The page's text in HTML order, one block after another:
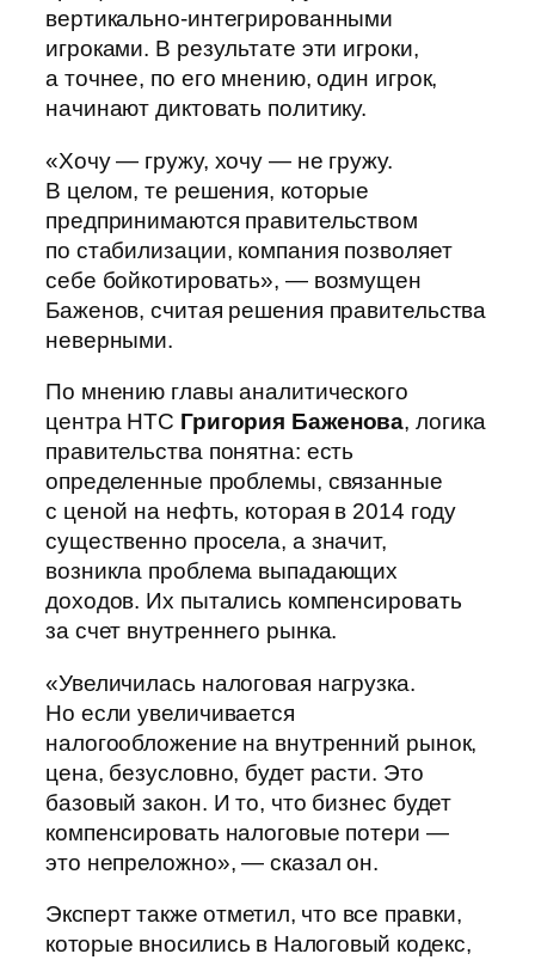
вертикально-интегрированными
игроками. В результате эти игроки,
а точнее, по его мнению, один игрок,
начинают диктовать политику.
«Хочу — гружу, хочу — не гружу.
В целом, те решения, которые
предпринимаются правительством
по стабилизации, компания позволяет
себе бойкотировать», — возмущен
Баженов, считая решения правительства
неверными.
По мнению главы аналитического
центра НТС Григория Баженова, логика
правительства понятна: есть
определенные проблемы, связанные
с ценой на нефть, которая в 2014 году
существенно просела, а значит,
возникла проблема выпадающих
доходов. Их пытались компенсировать
за счет внутреннего рынка.
«Увеличилась налоговая нагрузка.
Но если увеличивается
налогообложение на внутренний рынок,
цена, безусловно, будет расти. Это
базовый закон. И то, что бизнес будет
компенсировать налоговые потери —
это непреложно», — сказал он.
Эксперт также отметил, что все правки,
которые вносились в Налоговый кодекс,